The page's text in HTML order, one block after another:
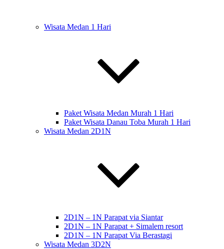
Wisata Medan 1 Hari
Paket Wisata Medan Murah 1 Hari
Paket Wisata Danau Toba Murah 1 Hari
Wisata Medan 2D1N
2D1N – 1N Parapat via Siantar
2D1N – 1N Parapat + Simalem resort
2D1N – 1N Parapat Via Berastagi
Wisata Medan 3D2N